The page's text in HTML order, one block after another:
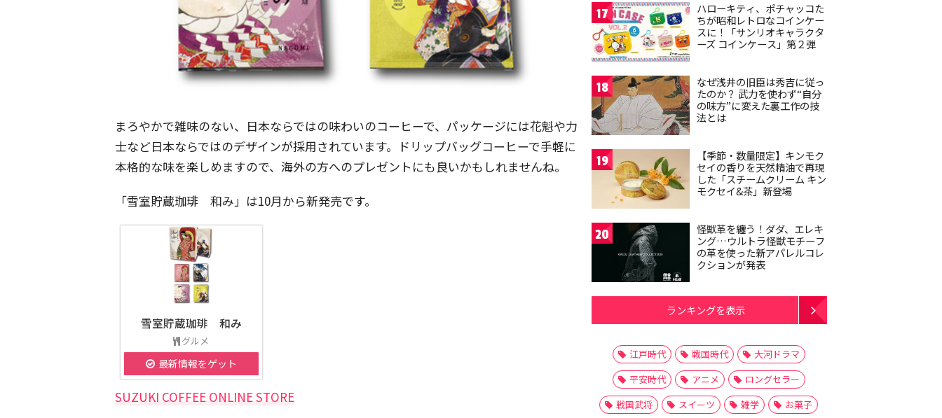
まろやかで雑味のない、日本ならではの味わいのコーヒーで、パッケージには花魁や力
士など日本ならではのデザインが採用されています。ドリップバッグコーヒーで手軽に
本格的な味を楽しめますので、海外の方へのプレゼントにも良いかもしれませんね。
「雪室貯蔵珈琲 和み」は10月から新発売です。
雪室貯蔵珈琲 和み
グルメ
最新情報をゲット
SUZUKI COFFEE ONLINE STORE
17
ハローキティ、ポチャッコた
ちが昭和レトロなコインケー
スに！「サンリオキャラクタ
ーズ コインケース」第２弾
18
なぜ浅井の旧臣は秀吉に従っ
たのか？ 武力を使わず“自分
の味方”に変えた裏工作の技
法とは
19
【季節・数量限定】キンモク
セイの香りを天然精油で再現
した「スチームクリーム キン
モクセイ&茶」新登場
20
怪獣革を纏う！ダダ、エレキ
ング…ウルトラ怪獣モチーフ
の革を使った新アパレルコレ
クションが発表
ランキングを表示
江戸時代 戦国時代
大河ドラマ
平安時代
アニメ
ロングセラー
戦国武将
スイーツ 雑学
お菓子